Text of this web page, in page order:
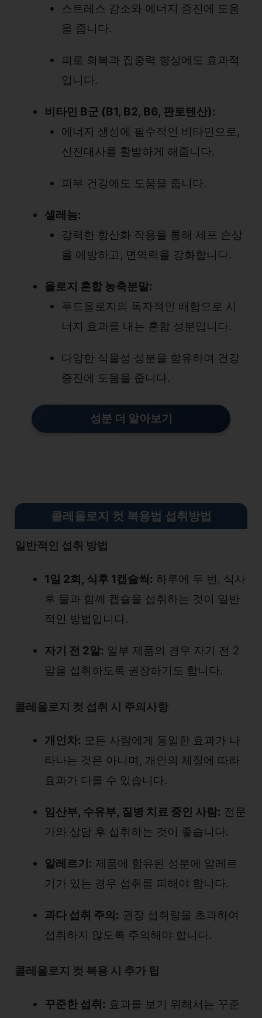
스트레스 감소와 에너지 증진에 도움
을 줍니다.
피로 회복과 집중력 향상에도 효과적
입니다.
비타민 B군 (B1, B2, B6, 판토텐산):
에너지 생성에 필수적인 비타민으로,
신진대사를 활발하게 해줍니다.
피부 건강에도 도움을 줍니다.
셀레늄:
강력한 항산화 작용을 통해 세포 손상
을 예방하고, 면역력을 강화합니다.
올로지 혼합 농축분말:
푸드올로지의 독자적인 배합으로 시
너지 효과를 내는 혼합 성분입니다.
다양한 식물성 성분을 함유하여 건강
증진에 도움을 줍니다.
성분 더 알아보기
콜레올로지 컷 복용법 섭취방법
일반적인 섭취 방법
1일 2회, 식후 1캡슐씩: 하루에 두 번, 식사
후 물과 함께 캡슐을 섭취하는 것이 일반
적인 방법입니다.
자기 전 2알: 일부 제품의 경우 자기 전 2
알을 섭취하도록 권장하기도 합니다.
콜레올로지 컷 섭취 시 주의사항
개인차: 모든 사람에게 동일한 효과가 나
타나는 것은 아니며, 개인의 체질에 따라
효과가 다를 수 있습니다.
임산부, 수유부, 질병 치료 중인 사람: 전문
가와 상담 후 섭취하는 것이 좋습니다.
알레르기: 제품에 함유된 성분에 알레르
기가 있는 경우 섭취를 피해야 합니다.
과다 섭취 주의: 권장 섭취량을 초과하여
섭취하지 않도록 주의해야 합니다.
콜레올로지 컷 복용 시 추가 팁
꾸준한 섭취: 효과를 보기 위해서는 꾸준